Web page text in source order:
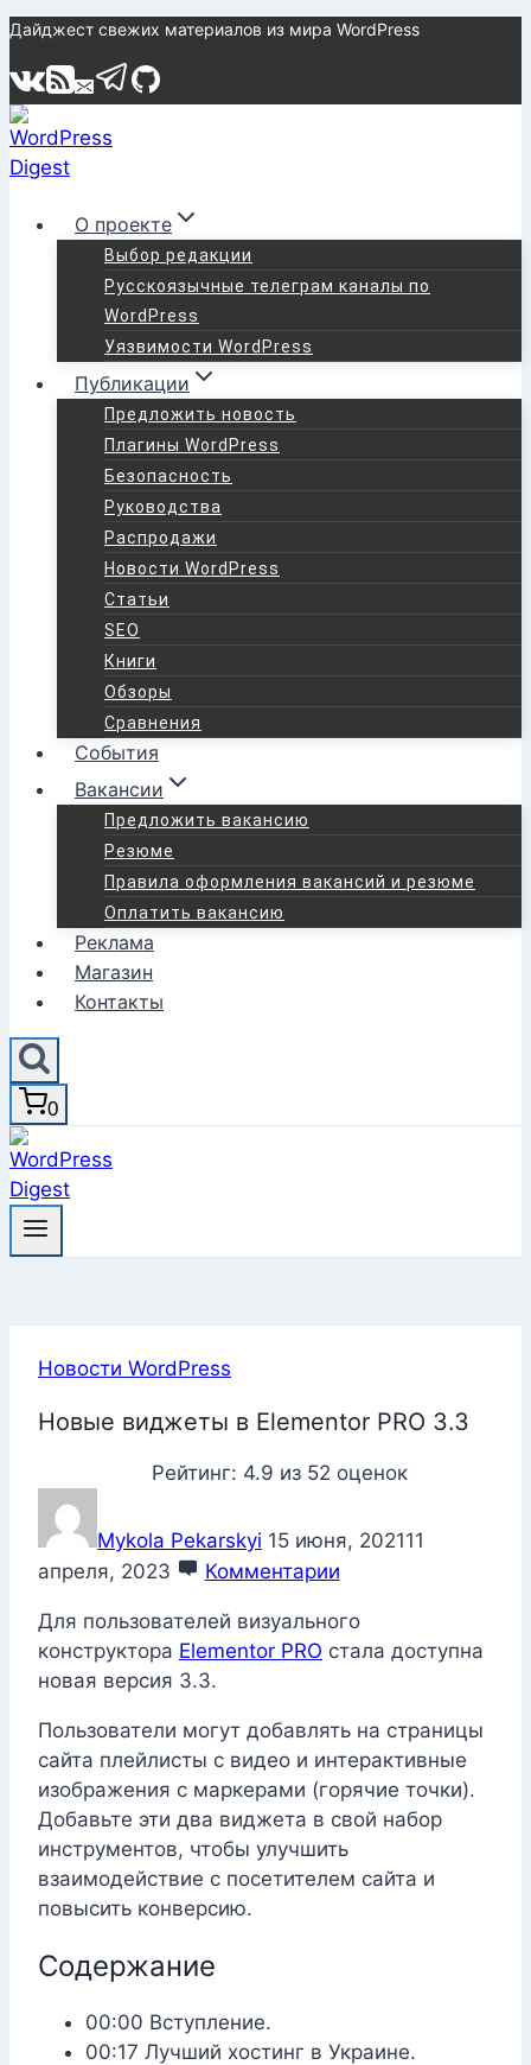
Перейти
содержимому
Дайджест свежих материалов из мира WordPress
О проекте
Выбор редакции
Русскоязычные телеграм каналы по
WordPress
Уязвимости WordPress
Публикации
Предложить новость
Плагины WordPress
Безопасность
Руководства
Распродажи
Новости WordPress
Статьи
SEO
Книги
Обзоры
Сравнения
События
Вакансии
Предложить вакансию
Резюме
Правила оформления вакансий и резюме
Оплатить вакансию
Реклама
Магазин
Контакты
0
Новости WordPress
Новые виджеты в Elementor PRO 3.3
Рейтинг: 4.9 из 52 оценок
Mykola Pekarskyi 15 июня, 202111
апреля, 2023
Комментарии
Для пользователей визуального
конструктора Elementor PRO стала доступна
новая версия 3.3.
Пользователи могут добавлять на страницы
сайта плейлисты с видео и интерактивные
изображения с маркерами (горячие точки).
Добавьте эти два виджета в свой набор
инструментов, чтобы улучшить
взаимодействие с посетителем сайта и
повысить конверсию.
Содержание
00:00 Вступление.
00:17 Лучший хостинг в Украине.